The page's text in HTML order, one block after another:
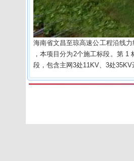
海南省文昌至琼高速公工程沿线
，本项目分为2个施工标段。第
段，包含主网3处11KV、3处